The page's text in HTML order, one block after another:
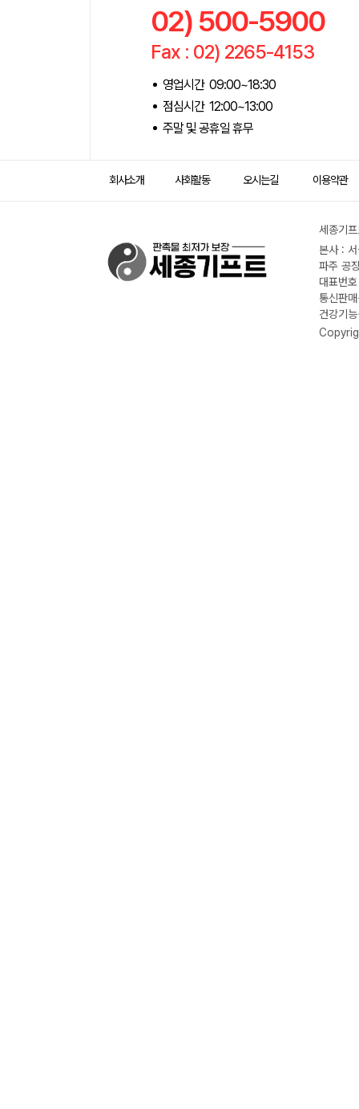
02) 500-5900
Fax : 02) 2265-4153
영업시간 09:00~18:30
점심시간 12:00~13:00
주말 및 공휴일 휴무
회사소개 사회활동 오시는길 이용약관
세종기
본사 :
파주 공
대표번
통신판
건강기